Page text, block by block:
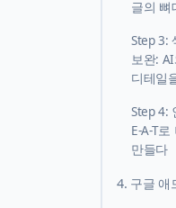
글의 뼈
Step 3:
보완:
디테일
Step 4:
E-A-T
만들다
4. 구글 애